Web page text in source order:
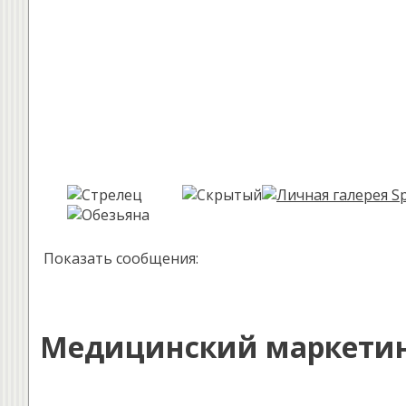
Показать сообщения:
Медицинский